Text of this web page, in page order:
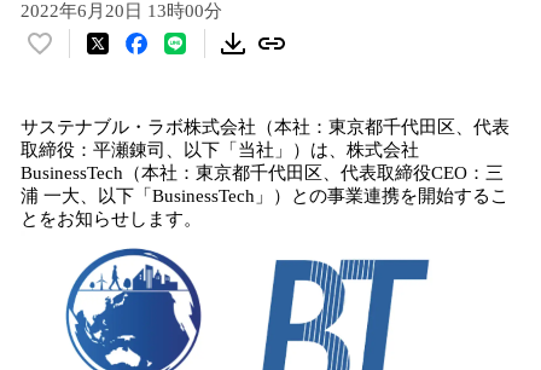
2022年6月20日 13時00分
い
！
数
を
読
み
サステナブル・ラボ株式会社（本社：東京都千代田区、代表
取締役：平瀬錬司、以下「当社」）は、株式会社
BusinessTech（本社：東京都千代田区、代表取締役CEO：三
浦 一大、以下「BusinessTech」）との事業連携を開始するこ
とをお知らせします。